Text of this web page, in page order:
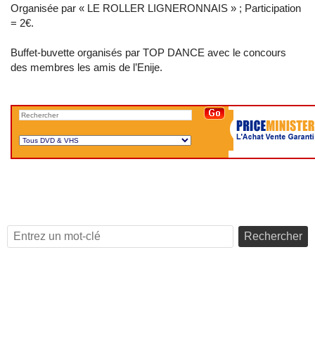
Organisée par « LE ROLLER LIGNERONNAIS » ; Participation
= 2€.
Buffet-buvette organisés par TOP DANCE avec le concours
des membres les amis de l’Enije.
Rechercher